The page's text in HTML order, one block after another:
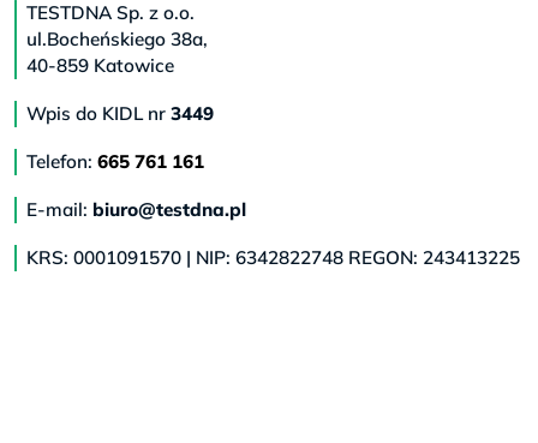
TESTDNA Sp. z o.o.
ul.Bocheńskiego 38a,
40-859 Katowice
Wpis do KIDL nr 3449
Telefon: 665 761 161
E-mail: biuro@testdna.pl
KRS: 0001091570 | NIP: 6342822748 REGON: 243413225